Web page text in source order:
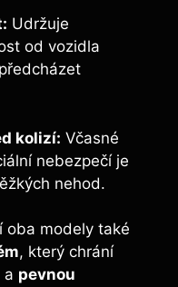
Udržuje
od vozidla
kolizí: Včasné
nebezpečí je
nehod.
oba modely také
, který chrání
a pevnou